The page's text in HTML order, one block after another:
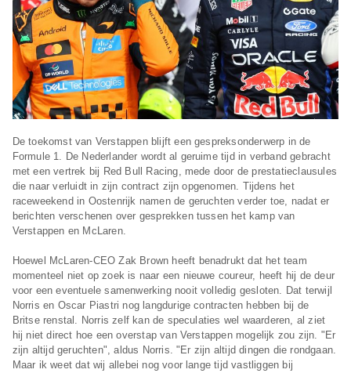
De toekomst van Verstappen blijft een gespreksonderwerp in de
Formule 1. De Nederlander wordt al geruime tijd in verband gebracht
met een vertrek bij Red Bull Racing, mede door de prestatieclausules
die naar verluidt in zijn contract zijn opgenomen. Tijdens het
raceweekend in Oostenrijk namen de geruchten verder toe, nadat er
berichten verschenen over gesprekken tussen het kamp van
Verstappen en McLaren.
Hoewel McLaren-CEO Zak Brown heeft benadrukt dat het team
momenteel niet op zoek is naar een nieuwe coureur, heeft hij de deur
voor een eventuele samenwerking nooit volledig gesloten. Dat terwijl
Norris en Oscar Piastri nog langdurige contracten hebben bij de
Britse renstal. Norris zelf kan de speculaties wel waarderen, al ziet
hij niet direct hoe een overstap van Verstappen mogelijk zou zijn. "Er
zijn altijd geruchten", aldus Norris. "Er zijn altijd dingen die rondgaan.
Maar ik weet dat wij allebei nog voor lange tijd vastliggen bij